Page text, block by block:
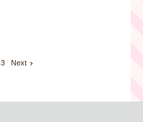
3 Next